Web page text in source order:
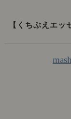
【くちぶえエ